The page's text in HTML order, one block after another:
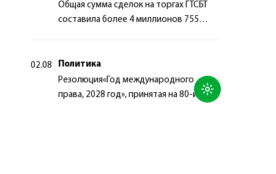
Общая сумма сделок на торгах ГТСБТ
составила более 4 миллионов 755
02.08
Политика
Резолюция«Год международного
права, 2028 год», принятая на 80-й